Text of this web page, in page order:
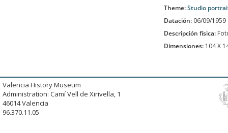
Theme:Studio
Datación: 06/09/1959
Descripción física:
Dimensiones: 104 X
Valencia History Museum
Administration: Camí Vell de Xirivella, 1
46014 Valencia
96.370.11.05